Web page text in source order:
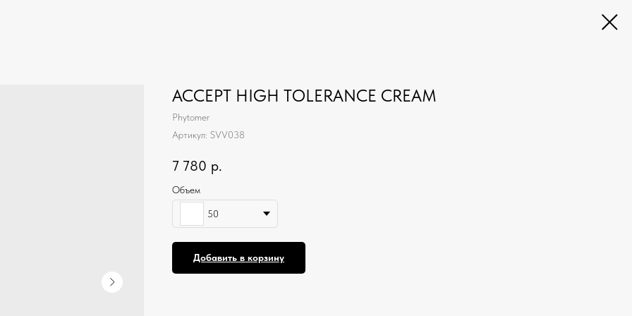
ACCEPT HIGH TOLERANCE CREAM
Phytomer
Артикул: SVV038
7 780 р.
Объем
50
Добавить в корзину